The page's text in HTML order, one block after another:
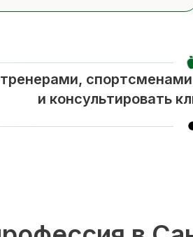
и консультировать